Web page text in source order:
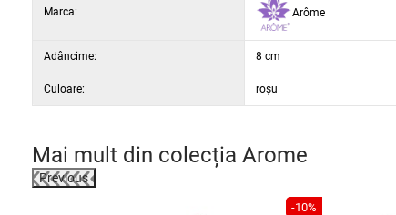
Marca: Arôme
Adâncime: 8 cm
Culoare: roșu
Mai mult din colecția Arome
Previous
-10%